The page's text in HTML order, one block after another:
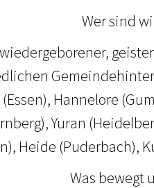
Wer sind
Hannelore
Yuran
Heide (Puderbach),
Was bewegt